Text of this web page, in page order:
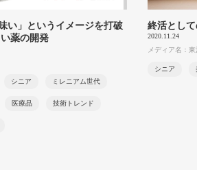
い」というイメージを打破
薬の開発
シニア ミレニアム世代
医療品 技術トレンド
終活とし
2020.11.24
メディア名：
シニア